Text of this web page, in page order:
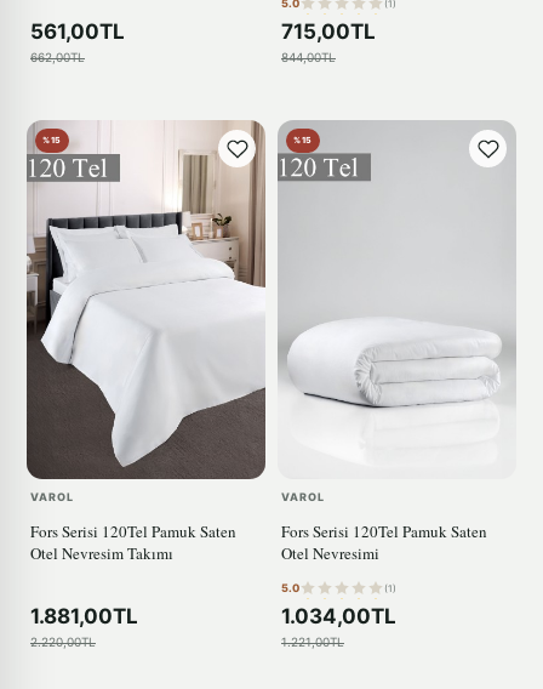
561,00TL
662,00TL
5.0 (1)
715,00TL
844,00TL
%15
VAROL
Fors Serisi 120Tel Pamuk Saten
Otel Nevresim Takımı
1.881,00TL
2.220,00TL
%15
VAROL
Fors Serisi 120Tel Pamuk Saten
Otel Nevresimi
5.0 (1)
1.034,00TL
1.221,00TL